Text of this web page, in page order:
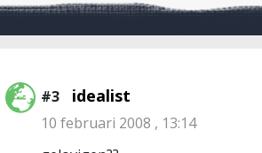
#3 idealist
10 februari 2008 , 13:14